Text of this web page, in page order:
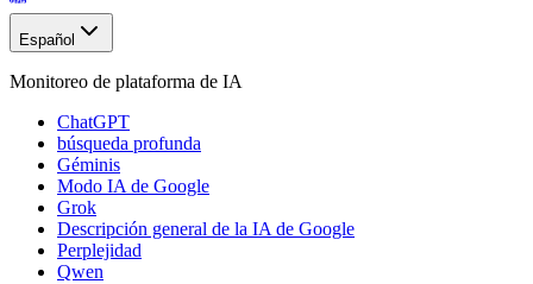
Español
Monitoreo de plataforma de IA
ChatGPT
búsqueda profunda
Géminis
Modo IA de Google
Grok
Descripción general de la IA de Google
Perplejidad
Qwen